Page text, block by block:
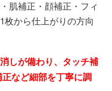
肌補正・顔補正・フィ
枚から仕上がりの方向
しが備わり、タッチ補
など細部を丁寧に調